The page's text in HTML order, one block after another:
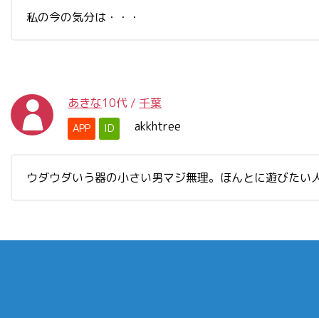
私の今の気分は・・・
あきな10代 / 千葉
APP ID akkhtree
ウダウダいう器の小さい男マジ無理。ほんとに遊びたい